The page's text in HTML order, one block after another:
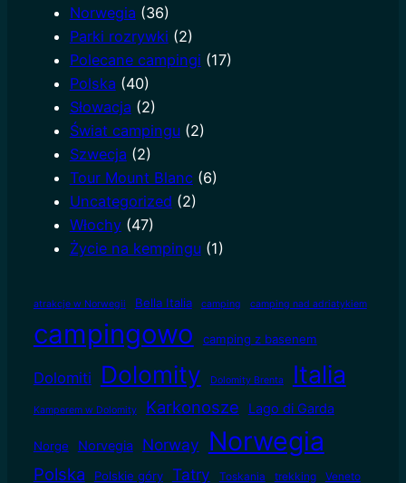
Norwegia (36)
Parki rozrywki (2)
Polecane campingi (17)
Polska (40)
Słowacja (2)
Świat campingu(2)
Szwecja (2)
Tour Mount Blanc(6)
Uncategorized (2)
Włochy(47)
Życie na kempingu(1)
atrakcje w Norwegii Bella Italia camping camping nad adriatykiem
campingowo camping z basenem
Dolomiti Dolomity Dolomity Brenta Italia
Kamperem w Dolomity Karkonosze Lago di Garda
Norge Norvegia Norway Norwegia
Polska Polskie góry Tatry Toskania trekking Veneto